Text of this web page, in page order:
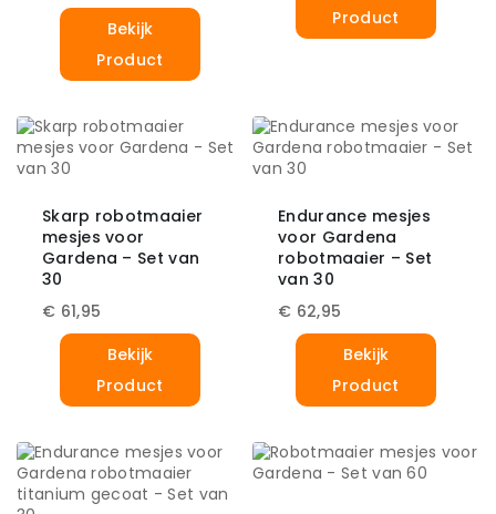
Bekijk
Product
Product
Skarp robotmaaier
mesjes voor
Gardena – Set van
30
€ 61,95
Bekijk
Product
Endurance mesjes
voor Gardena
robotmaaier – Set
van 30
€ 62,95
Bekijk
Product